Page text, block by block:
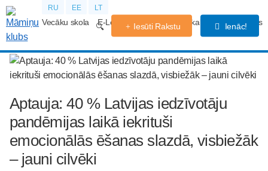
RU EE LT
Vecāku skola E-Lekcijas Grūtniecības kalendārs Forums
Iesūti Rakstu Ienāc!
Aptauja: 40 % Latvijas iedzīvotāju
pandēmijas laikā iekrituši
emocionālās ēšanas slazdā, visbiežāk
– jauni cilvēki